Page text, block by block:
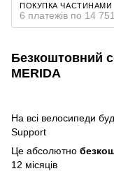
ПОКУПКА ЧАСТИНАМИ
6 платежів по 14
Безкоштовний
MERIDA
На всі велосипеди
Support
Це абсолютно
12 місяців